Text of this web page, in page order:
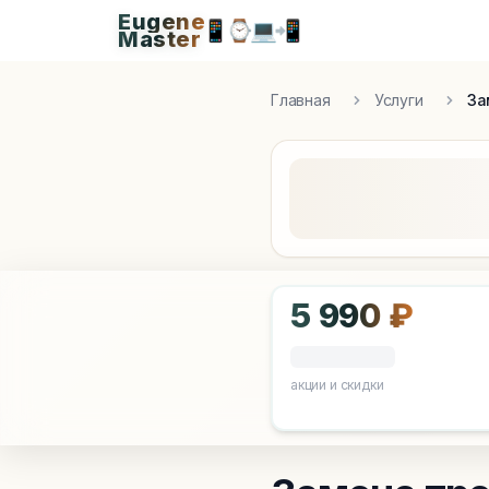
Apple Diagnostics & Engineering Authority
Eugene
Master📱 ⌚💻📲
Главная Услуги
5 990 ₽
акции и скидки